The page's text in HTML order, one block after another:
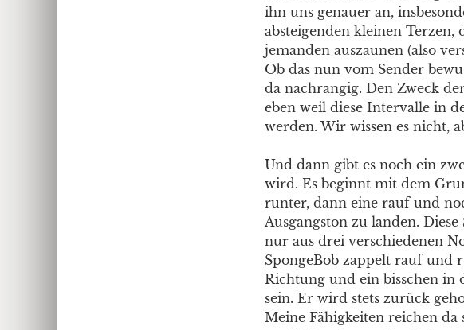
ihn uns genauer an,
absteigenden kleinen
jemanden auszaunen (also
Ob das nun vom Sender
da nachrangig. Den Zweck
eben weil diese Intervalle in
werden. Wir wissen es nicht,
Und dann gibt es noch ein
wird. Es beginnt mit dem
runter, dann eine rauf und
Ausgangston zu landen. Diese
nur aus drei verschiedenen
SpongeBob zappelt rauf und
Richtung und ein bisschen in
sein. Er wird stets zurück
Meine Fähigkeiten reichen